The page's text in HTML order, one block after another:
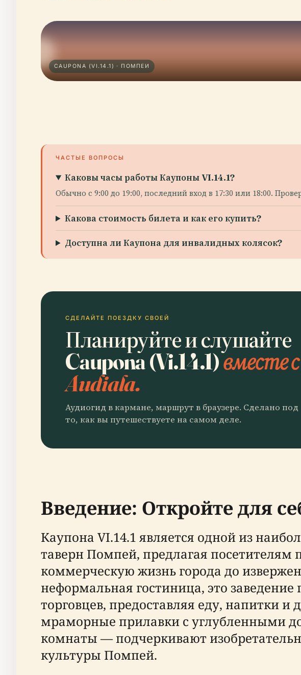
CAUPONA (VI.14.1) · ПОМПЕИ
ЧАСТЫЕ ВОПРОСЫ
Каковы часы работы Каупоны VI.14.1?
Обычно с 9:00 до 19:00, последний вход в 17:30 или 18:00.
Какова стоимость билета и как его купить?
Доступна ли Каупона для инвалидных колясок?
СДЕЛАЙТЕ ПОЕЗДКУ СВОЕЙ
Планируйте и слушайте
Caupona (Vi.14.1)вместе с
Audiala.
Аудиогид в кармане, маршрут в браузере. Сделано под
то, как вы путешествуете на самом деле.
Введение: Откройте для
Каупона VI.14.1 является одной из
таверн Помпей, предлагая
коммерческую жизнь города до
неформальная гостиница, это
торговцев, предоставляя еду, напитки
мраморные прилавки с углубленными
комнаты — подчеркивают
культуры Помпей.